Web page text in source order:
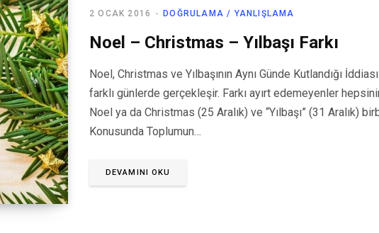
DOĞRULAMA / YANLIŞLAMA
2 OCAK 2016
Noel – Christmas – Yılbaşı Farkı
Noel, Christmas ve Yılbaşının Aynı Günde Kutlandığı
farklı günlerde gerçekleşir. Farkı ayırt edemeyenler
Noel ya da Christmas (25 Aralık) ve “Yılbaşı” (31 Aralık)
Konusunda Toplumun…
DEVAMINI OKU